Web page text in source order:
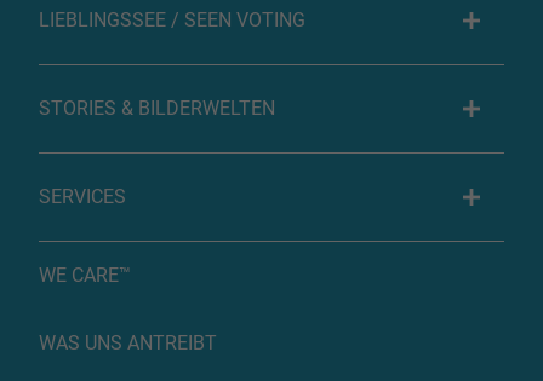
LIEBLINGSSEE / SEEN VOTING
STORIES & BILDERWELTEN
SERVICES
WE CARE™
WAS UNS ANTREIBT